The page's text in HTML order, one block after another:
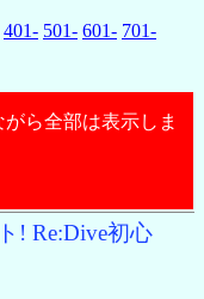
401- 501- 601- 701-
ら全部は表示しま
! Re:Dive初心